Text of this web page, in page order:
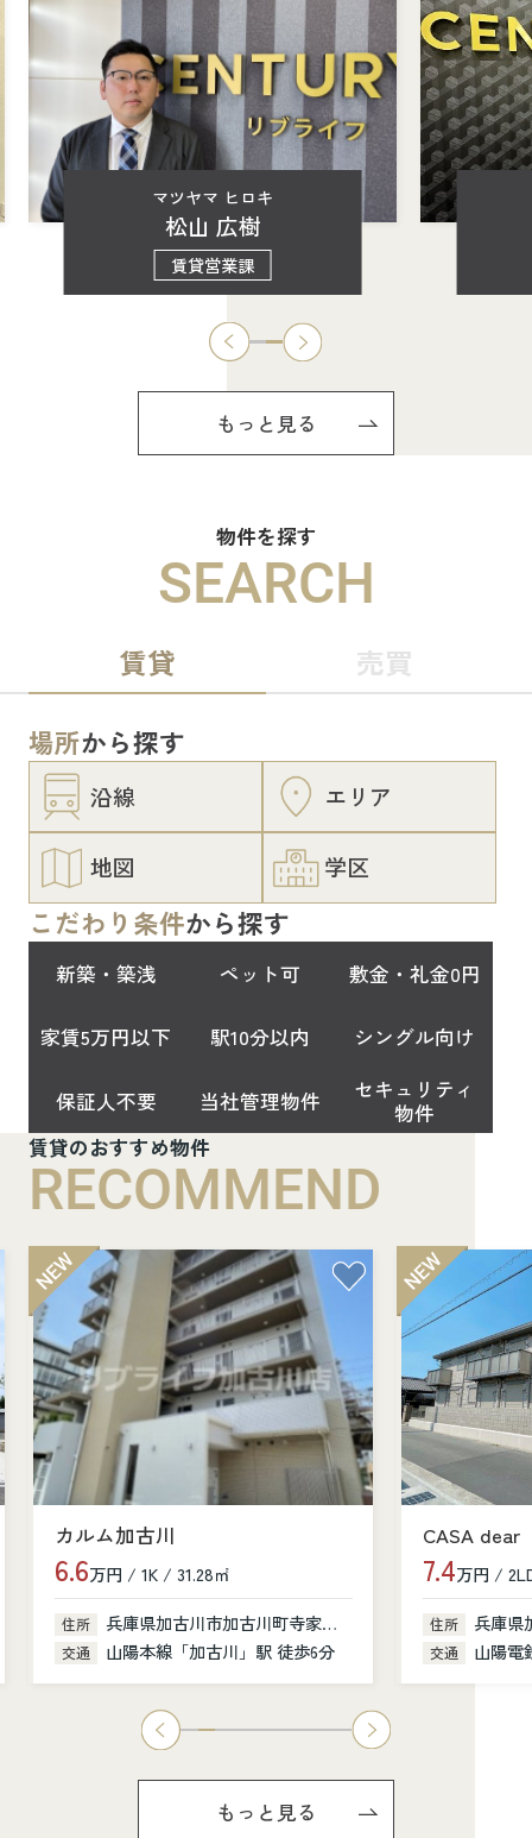
マツヤマ ヒロキ
松山 広樹
賃貸営業課
もっと見る
物件を探す
SEARCH
賃貸 売買
場所から探す
沿線 エリア
地図 学区
こだわり条件から探す
新築・築浅 ペット可 敷金・礼金0円
家賃5万円以下 駅10分以内 シングル向け
保証人不要 当社管理物件
セキュリティ
物件
賃貸のおすすめ物件
RECOMMEND
カルム加古川
6.6万円 / 1K / 31.28㎡
住所 兵庫県加古川市加古川町寺家町379-1
交通 山陽本線「加古川」駅 徒歩6分
CASA dear
7.4万円 /
住所 兵庫県
交通 山陽電
もっと見る